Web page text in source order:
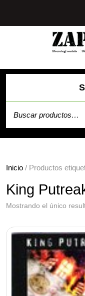
contenido
Inicio / Productos
King
Mostrando el único